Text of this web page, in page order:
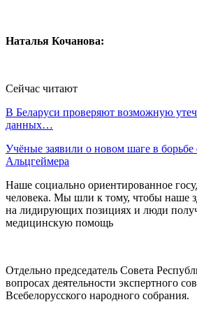
Наталья Кочанова:
Сейчас читают
В Беларуси проверяют возможную
данных…
Учёные заявили о новом шаге в борьбе
Альцгеймера
Наше социально ориентированное
человека. Мы шли к тому, чтобы наше
на лидирующих позициях и люди
медицинскую помощь
Отдельно председатель Совета
вопросах деятельности экспертного
Всебелорусского народного собрания.